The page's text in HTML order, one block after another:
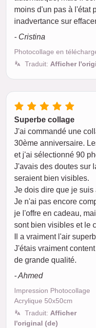
moins d'un pas à l'état
inadvertance sur
- Cristina
Photocollage en
Traduit: Afficher
Superbe collage
J'ai commandé une
30ème anniversaire.
et j'ai sélectionné 90
J'avais des doutes sur
seraient bien visibles.
Je dois dire que je
Je n'ai pas encore
je l'offre en cadeau,
sont bien visibles et le
Il a vraiment l'air
J'étais vraiment
de grande qualité.
- Ahmed
Impression Photocollage
Acrylique 50x50cm
Traduit: Afficher
l'original (de)